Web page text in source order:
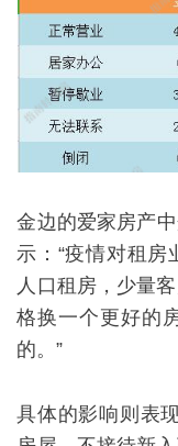
金边的爱家房产
示：“疫情对租房
人口租房，少量
格换一个更好的
的。”
具体的影响则表